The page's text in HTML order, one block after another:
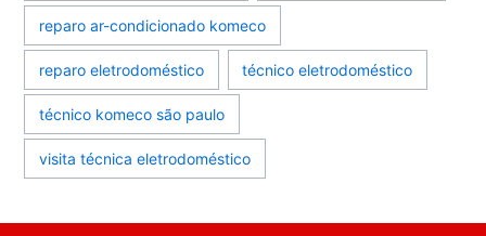
reparo ar-condicionado komeco
reparo eletrodoméstico técnico eletrodoméstico
técnico komeco são paulo
visita técnica eletrodoméstico